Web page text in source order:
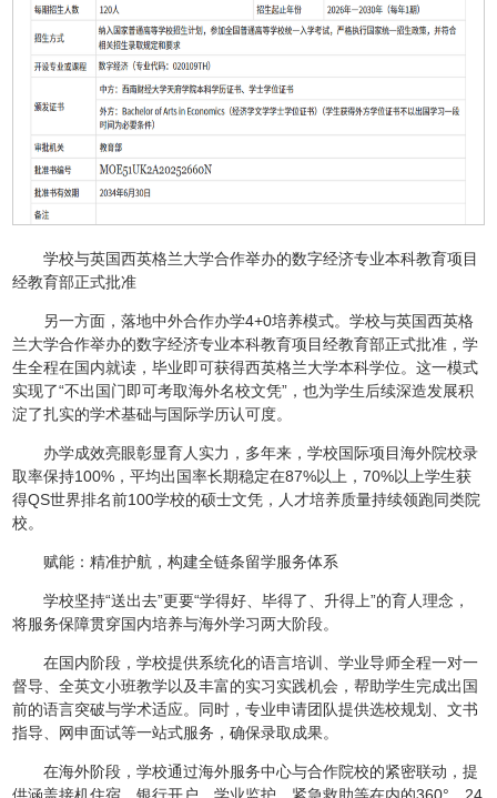
学校与英国西英格兰大学合作举办的数字经济专业本科教育项目
经教育部正式批准
另一方面，落地中外合作办学4+0培养模式。学校与英国西英格
兰大学合作举办的数字经济专业本科教育项目经教育部正式批准，学
生全程在国内就读，毕业即可获得西英格兰大学本科学位。这一模式
实现了“不出国门即可考取海外名校文凭”，也为学生后续深造发展积
淀了扎实的学术基础与国际学历认可度。
办学成效亮眼彰显育人实力，多年来，学校国际项目海外院校录
取率保持100%，平均出国率长期稳定在87%以上，70%以上学生获
得QS世界排名前100学校的硕士文凭，人才培养质量持续领跑同类院
校。
赋能：精准护航，构建全链条留学服务体系
学校坚持“送出去”更要“学得好、毕得了、升得上”的育人理念，
将服务保障贯穿国内培养与海外学习两大阶段。
在国内阶段，学校提供系统化的语言培训、学业导师全程一对一
督导、全英文小班教学以及丰富的实习实践机会，帮助学生完成出国
前的语言突破与学术适应。同时，专业申请团队提供选校规划、文书
指导、网申面试等一站式服务，确保录取成果。
在海外阶段，学校通过海外服务中心与合作院校的紧密联动，提